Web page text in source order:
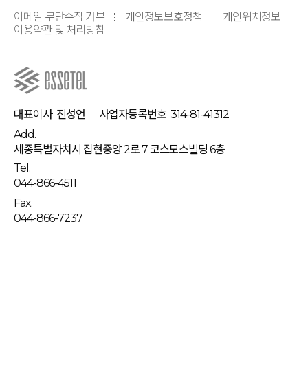
이메일 무단수집 거부 개인정보보호정책
개인위치정보
이용약관 및 처리방침
대표이사 진성언 사업자등록번호 314-81-41312
Add.
세종특별자치시 집현중앙 2로 7 코스모스빌딩 6층
Tel.
044-866-4511
Fax.
044-866-7237